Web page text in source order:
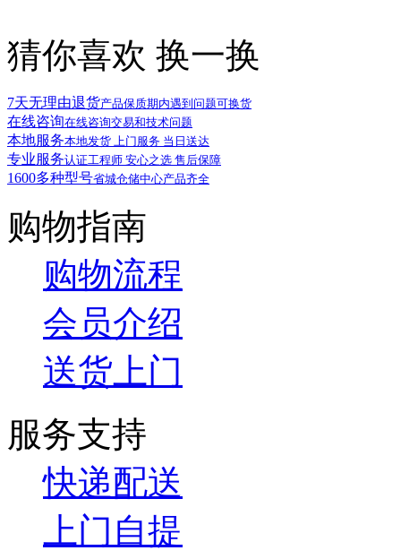
猜你喜欢 换一换
7天无理由退货产品保质期内遇到问题可换货
在线咨询在线咨询交易和技术问题
本地服务本地发货 上门服务 当日送达
专业服务认证工程师 安心之选 售后保障
1600多种型号省城仓储中心产品齐全
购物指南
购物流程
会员介绍
送货上门
服务支持
快递配送
上门自提